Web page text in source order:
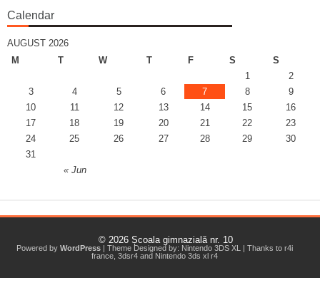
Calendar
AUGUST 2026
M
T W T F S S
« Jun
1
2
3
4 5 6 7 8
9
10
11 12 13 14 15
16
17
18 19 20 21 22
23
24
25 26 27 28 29
30
31
© 2026 Școala gimnazială nr. 10
Powered by WordPress | Theme Designed by: Nintendo 3DS XL | Thanks to r4i
france 3dsr4 and Nintendo 3ds xl r4